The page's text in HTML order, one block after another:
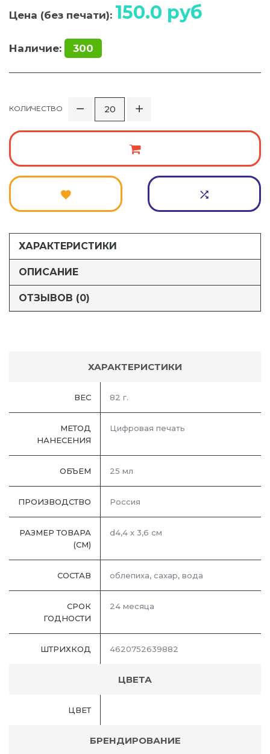
Цена (без печати): 150.0 руб
Наличие: 300
КОЛИЧЕСТВО
ХАРАКТЕРИСТИКИ
ОПИСАНИЕ
ОТЗЫВОВ (0)
ХАРАКТЕРИСТИКИ
ВЕС 82 г.
МЕТОД
НАНЕСЕНИЯ
Цифровая печать
ОБЪЕМ 25 мл
ПРОИЗВОДСТВО Россия
РАЗМЕР ТОВАРА
(СМ)
d4,4 х 3,6 см
СОСТАВ облепиха, сахар, вода
СРОК
ГОДНОСТИ
24 месяца
ШТРИХКОД 4620752639882
ЦВЕТА
ЦВЕТ
БРЕНДИРОВАНИЕ